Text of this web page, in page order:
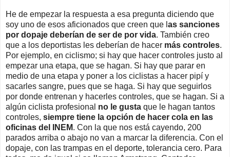
He de empezar la respuesta a esa pregunta diciendo que
soy uno de esos aficionados que creen que l as sanciones
por dopaje deberían de ser de por vida. También creo
que a los deportistas les deberían de hacer más controles.
Por ejemplo, en ciclismo; si hay que hacer controles justo al
empezar una etapa, que se hagan. Si hay que parar en
medio de una etapa y poner a los ciclistas a hacer pipí y
sacarles sangre, pues que se haga. Si hay que seguirlos
por donde entrenan y hacerles controles, que se hagan. Si a
algún ciclista profesional no le gusta que le hagan tantos
controles, siempre tiene la opción de hacer cola en las
oficinas del INEM. Con la que nos está cayendo, 200
parados arriba o abajo no van a marcar la diferencia. Con e
dopaje, con las trampas en el deporte, tolerancia cero. Para